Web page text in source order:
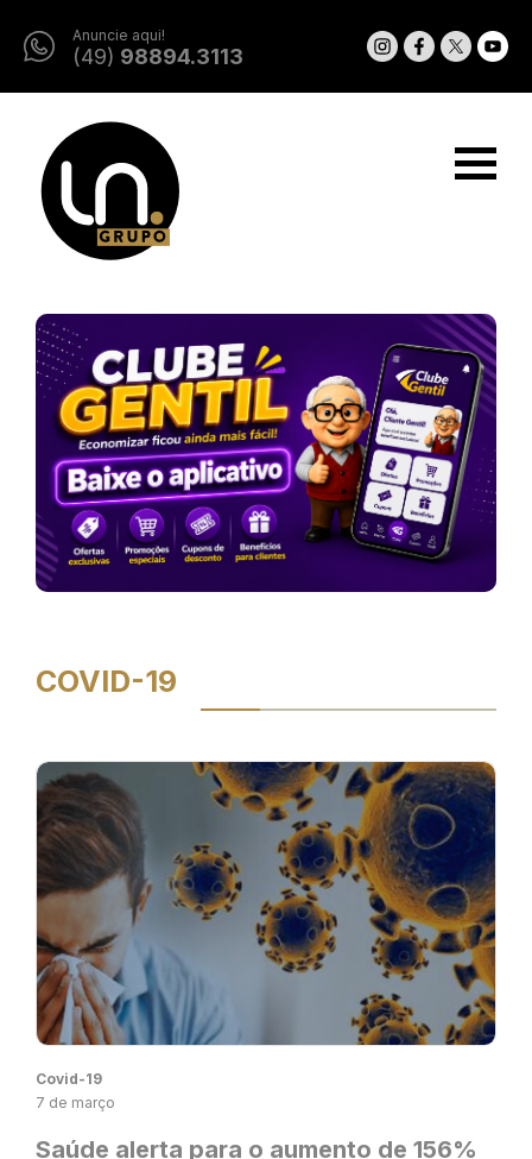
Anuncie aqui!
(49) 98894.3113
COVID-19
Covid-19
7 de março
Saúde alerta para o aumento de 156%